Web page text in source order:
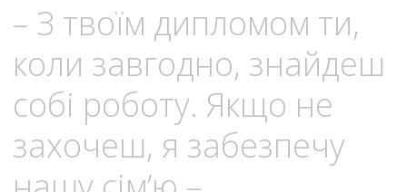
– З твоїм дипломом ти,
коли завгодно, знайдеш
собі роботу. Якщо не
захочеш, я забезпечу